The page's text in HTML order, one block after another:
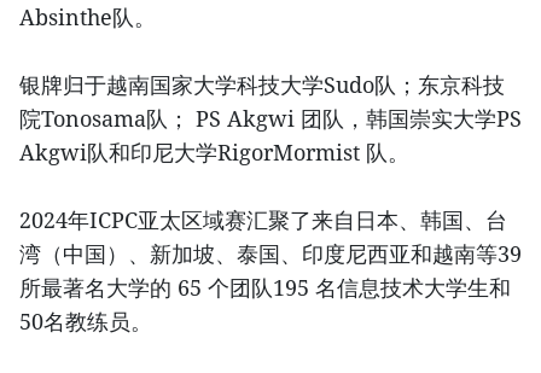
Absinthe队。
银牌归于越南国家大学科技大学Sudo队；东京科技
院Tonosama队； PS Akgwi 团队，韩国崇实大学PS
Akgwi队和印尼大学RigorMormist 队。
2024年ICPC亚太区域赛汇聚了来自日本、韩国、台
湾（中国）、新加坡、泰国、印度尼西亚和越南等39
所最著名大学的 65 个团队195 名信息技术大学生和
50名教练员。